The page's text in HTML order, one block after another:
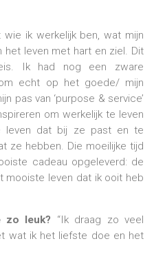
ik werkelijk ben, wat mijn
het leven met hart en ziel. Dit
Ik had nog een zware
echt op het goede/ mijn
pas van ‘purpose & service’
om werkelijk te leven
leven dat bij ze past en te
ze hebben. Die moeilijke tijd
cadeau opgeleverd: de
mooiste leven dat ik ooit heb
zo leuk? “Ik draag zo veel
wat ik het liefste doe en het